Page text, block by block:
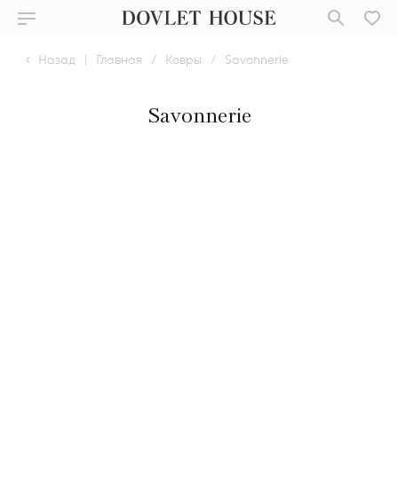
Назад | Главная / Ковры / Savonnerie
Savonnerie